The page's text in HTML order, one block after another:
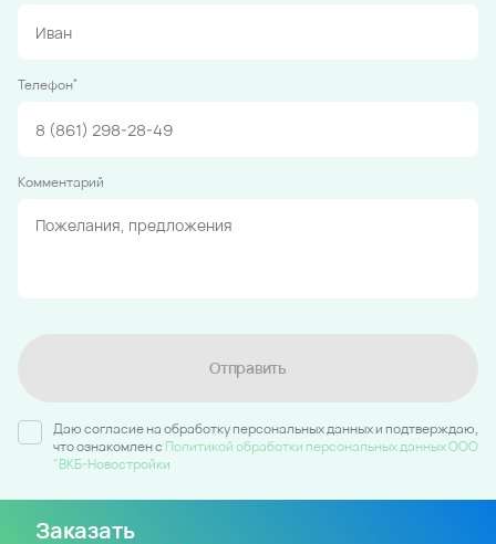
Телефон*
Комментарий
Отправить
Даю согласие на обработку персональных данных и подтверждаю,
что ознакомлен c Политикой обработки персональных данных ООО
"ВКБ-Новостройки
Заказать